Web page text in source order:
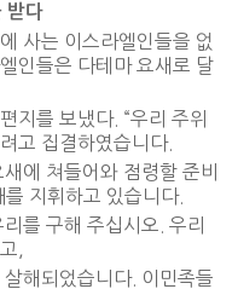
받다
사는 이스라엘인들을 없
인들은 다테마 요새로 달
지를 보냈다. “우리 주위
고 집결하였습니다.
에 쳐들어와 점령할 준비
지휘하고 있습니다.
를 구해 주십시오. 우리
,
해되었습니다. 이민족들